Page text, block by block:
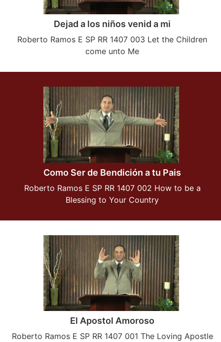
Dejad a los niños venid a mi
Roberto Ramos E SP RR 1407 003 Let the Children
come unto Me
Como Ser de Bendición a tu Pais
Roberto Ramos E SP RR 1407 002 How to be a
Blessing to Your Country
El Apostol Amoroso
Roberto Ramos E SP RR 1407 001 The Loving Apostle